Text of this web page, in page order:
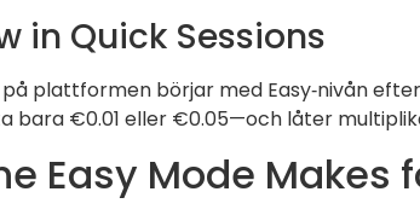
in Quick Sessions
plattformen börjar med Easy‑nivån
bara €0.01 eller €0.05—och låter
Easy Mode Makes